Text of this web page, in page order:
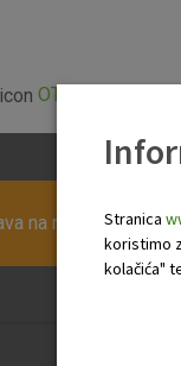
OTP Dnevno
na newsletter
Stranica
koristimo
kolačića"